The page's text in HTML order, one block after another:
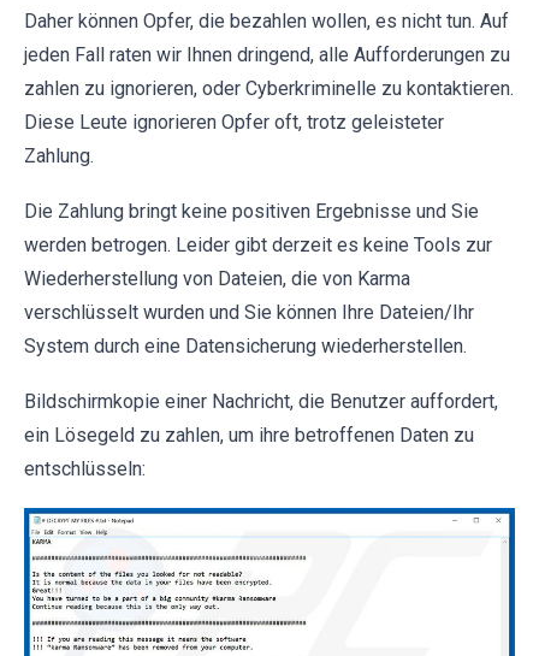
Daher können Opfer, die bezahlen wollen, es nicht tun. Auf
jeden Fall raten wir Ihnen dringend, alle Aufforderungen zu
zahlen zu ignorieren, oder Cyberkriminelle zu kontaktieren.
Diese Leute ignorieren Opfer oft, trotz geleisteter
Zahlung.
Die Zahlung bringt keine positiven Ergebnisse und Sie
werden betrogen. Leider gibt derzeit es keine Tools zur
Wiederherstellung von Dateien, die von Karma
verschlüsselt wurden und Sie können Ihre Dateien/Ihr
System durch eine Datensicherung wiederherstellen.
Bildschirmkopie einer Nachricht, die Benutzer auffordert,
ein Lösegeld zu zahlen, um ihre betroffenen Daten zu
entschlüsseln: